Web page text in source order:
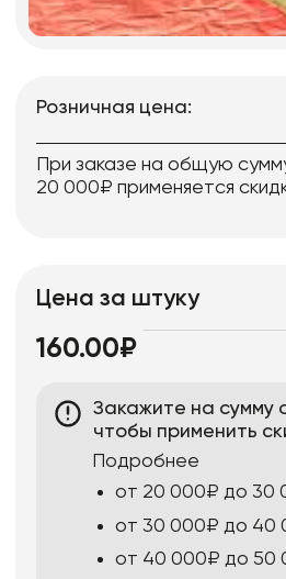
Розничная цена:
При заказе на общую
20 000₽ применяется
Цена за штуку
160.00₽
Закажите на сумму
чтобы применить
Подробнее
от 20 000₽ до 30
от 30 000₽ до 40
от 40 000₽ до 50